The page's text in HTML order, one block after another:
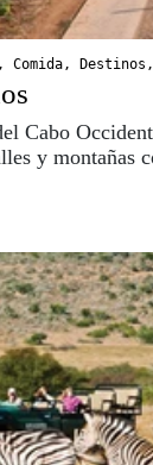
, Comida, Destinos ,
Cabo
y montañas